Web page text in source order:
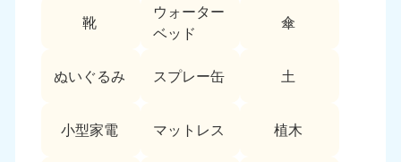
靴
ウォーター
ベッド
傘
ぬいぐるみ スプレー缶 土
小型家電 マットレス 植木
050-1881-5267
9:00〜19:00 年中無休
050-1881-5255
9:00〜19:00 年中無休
050-1881-5259
9:00〜19:00 年中無休